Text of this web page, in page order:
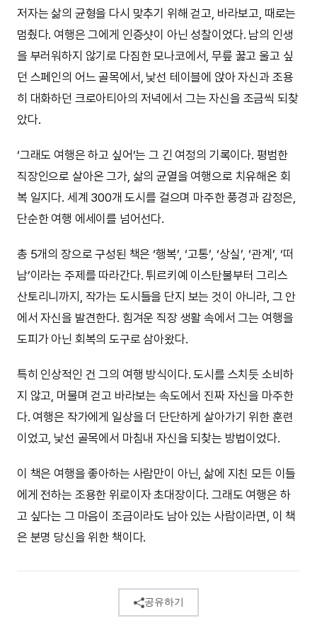
저자는 삶의 균형을 다시 맞추기 위해 걷고, 바라보고, 때로는
멈췄다. 여행은 그에게 인증샷이 아닌 성찰이었다. 남의 인생
을 부러워하지 않기로 다짐한 모나코에서, 무릎 꿇고 울고 싶
던 스페인의 어느 골목에서, 낯선 테이블에 앉아 자신과 조용
히 대화하던 크로아티아의 저녁에서 그는 자신을 조금씩 되찾
았다.
‘그래도 여행은 하고 싶어’는 그 긴 여정의 기록이다. 평범한
직장인으로 살아온 그가, 삶의 균열을 여행으로 치유해온 회
복 일지다. 세계 300개 도시를 걸으며 마주한 풍경과 감정은,
단순한 여행 에세이를 넘어선다.
총 5개의 장으로 구성된 책은 ‘행복’, ‘고통’, ‘상실’, ‘관계’, ‘떠
남’이라는 주제를 따라간다. 튀르키예 이스탄불부터 그리스
산토리니까지, 작가는 도시들을 단지 보는 것이 아니라, 그 안
에서 자신을 발견한다. 힘겨운 직장 생활 속에서 그는 여행을
도피가 아닌 회복의 도구로 삼아왔다.
특히 인상적인 건 그의 여행 방식이다. 도시를 스치듯 소비하
지 않고, 머물며 걷고 바라보는 속도에서 진짜 자신을 마주한
다. 여행은 작가에게 일상을 더 단단하게 살아가기 위한 훈련
이었고, 낯선 골목에서 마침내 자신을 되찾는 방법이었다.
이 책은 여행을 좋아하는 사람만이 아닌, 삶에 지친 모든 이들
에게 전하는 조용한 위로이자 초대장이다. 그래도 여행은 하
고 싶다는 그 마음이 조금이라도 남아 있는 사람이라면, 이 책
은 분명 당신을 위한 책이다.
공유하기